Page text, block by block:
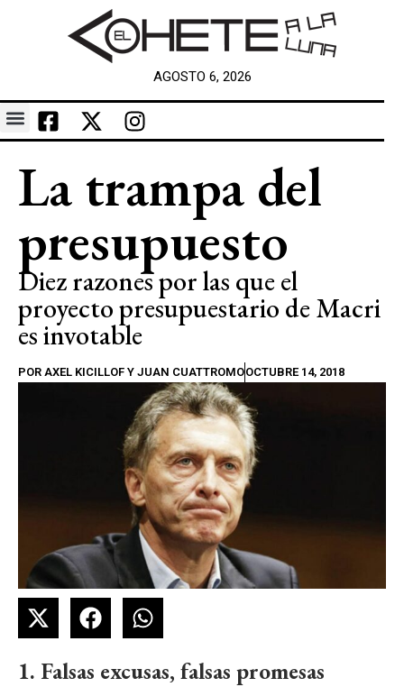
AGOSTO 6, 2026
La trampa del
presupuesto
Diez razones por las que el
proyecto presupuestario de Macri
es invotable
POR AXEL KICILLOF Y JUAN CUATTROMOOCTUBRE 14, 2018
1. Falsas excusas, falsas promesas